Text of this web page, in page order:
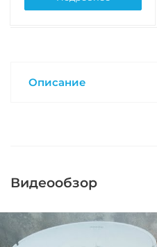
Описание
Видеообзор